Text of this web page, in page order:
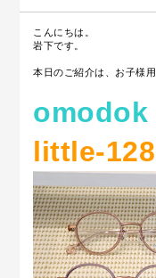
こんにちは。
岩下です。
本日のご紹介は、お子様
omodok
little-128